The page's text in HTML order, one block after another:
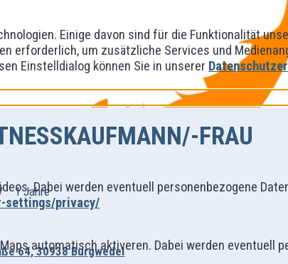
Einige davon sind für die Funktionalität
erforderlich, um zusätzliche Services und
Einstelldialog können Sie in unserer
Dabei werden eventuell personenbezogene
settings/privacy/
automatisch aktiveren. Dabei werden eventuell
FRAU
1 Jahre
64, 30938 Burgwedel